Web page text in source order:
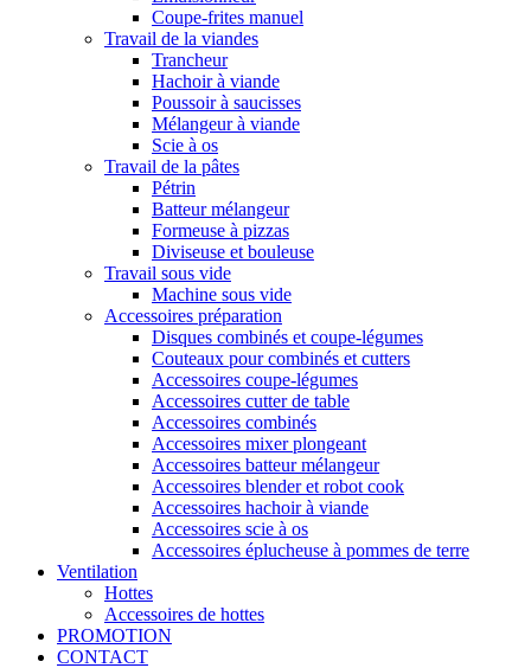
Coupe-frites manuel
Travail de la viandes
Trancheur
Hachoir à viande
Poussoir à saucisses
Mélangeur à viande
Scie à os
Travail de la pâtes
Pétrin
Batteur mélangeur
Formeuse à pizzas
Diviseuse et bouleuse
Travail sous vide
Machine sous vide
Accessoires préparation
Disques combinés et coupe-légumes
Couteaux pour combinés et cutters
Accessoires coupe-légumes
Accessoires cutter de table
Accessoires combinés
Accessoires mixer plongeant
Accessoires batteur mélangeur
Accessoires blender et robot cook
Accessoires hachoir à viande
Accessoires scie à os
Accessoires éplucheuse à pommes de terre
Ventilation
Hottes
Accessoires de hottes
PROMOTION
CONTACT